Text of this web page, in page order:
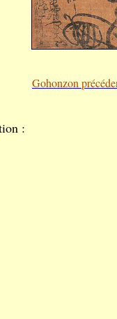
Gohonzon
: